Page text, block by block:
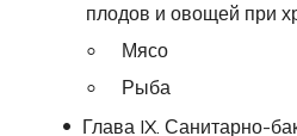
плодов и овощей при
Мясо
Рыба
Глава IX. Санитарно-